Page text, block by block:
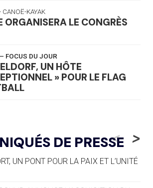
KAYAK
ORGANISERA LE CONGRÈS
FOCUS DU JOUR
UN HÔTE
» POUR LE FLAG
DE VOIR LA LUGE ALPINE
« N'EST PAS FINI »
TIR À L'ARC
À BRISBANE SUR LA
DE PRESSE
<
UN PONT POUR LA PAIX ET L’UNITÉ
>